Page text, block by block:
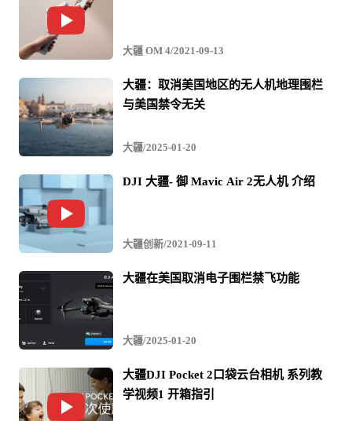
截止目前，公司处理了涉嫌腐败和渎职行为的员工有45
计26人；销售、行政、售后、工厂共计19人。问题严重移
交司法处理的有16人，直接开除的共计29人。
由于上述内外勾结的腐败行为，很多物料长时间以高价卖
给公司，高价物料少则贵20-50%，低价物料不少都以2-3倍
的价格卖给公司。还有很多触目惊心的腐败黑洞和手法，
这里不一一赘述。根据外部供应商、合作伙伴和内部员工
举报的线索，我们发现腐败的范围比想象的要大很多，现
在也只处理到冰山一角，还有很多人仍然在调查之中。预
计牵涉到的范围超过百人，涉及的贪腐金额可能超过数亿
人民币。未来随着调查的深入，会不断有人被处理，情节
严重者，我们将打造成样板工程，不少人会面临牢狱之
大疆 OM 4/2021-09-13
大疆：取消美国地区的无人机地理围栏
与美国禁令无关
大疆/2025-01-20
DJI 大疆- 御 Mavic Air 2无人机 介绍
大疆创新/2021-09-11
大疆在美国取消电子围栏禁飞功能
大疆/2025-01-20
大疆DJI Pocket 2口袋云台相机 系列教
学视频1 开箱指引